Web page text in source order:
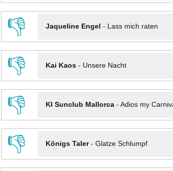
👎
Jaqueline Engel - Lass mich raten
👎
Kai Kaos- Unsere Nacht
👎
KI Sunclub Mallorca- Adios my
👎
Königs Taler- Glatze Schlumpf